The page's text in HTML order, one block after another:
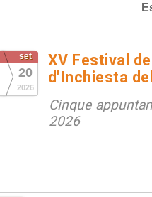
set
20
2026
XV Festival
d'Inchiesta
Cinque
2026